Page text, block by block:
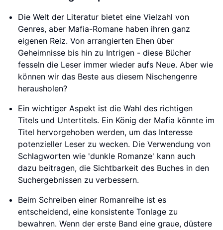
Die Welt der Literatur bietet eine Vielzahl von
Genres, aber Mafia-Romane haben ihren ganz
eigenen Reiz. Von arrangierten Ehen über
Geheimnisse bis hin zu Intrigen - diese Bücher
fesseln die Leser immer wieder aufs Neue. Aber wie
können wir das Beste aus diesem Nischengenre
herausholen?
Ein wichtiger Aspekt ist die Wahl des richtigen
Titels und Untertitels. Ein König der Mafia könnte im
Titel hervorgehoben werden, um das Interesse
potenzieller Leser zu wecken. Die Verwendung von
Schlagworten wie 'dunkle Romanze' kann auch
dazu beitragen, die Sichtbarkeit des Buches in den
Suchergebnissen zu verbessern.
Beim Schreiben einer Romanreihe ist es
entscheidend, eine konsistente Tonlage zu
bewahren. Wenn der erste Band eine graue, düstere